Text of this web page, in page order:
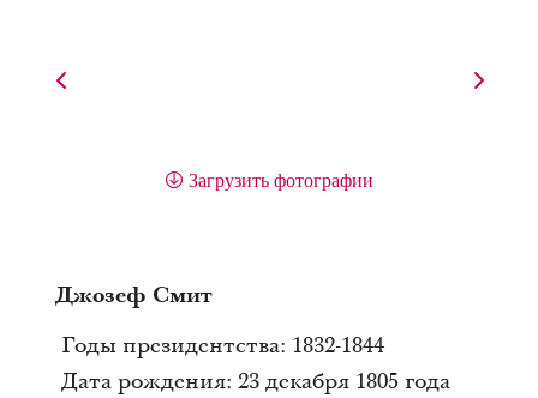
Загрузить фотографии
Джозеф Смит
Годы президентства: 1832-1844
Дата рождения: 23 декабря 1805 года